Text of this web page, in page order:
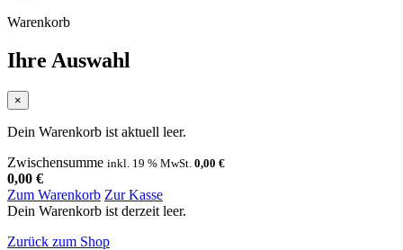
Warenkorb
Ihre Auswahl
×
Dein Warenkorb ist aktuell leer.
Zwischensumme inkl. 19 % MwSt. 0,00 €
0,00 €
Zum Warenkorb Zur Kasse
Dein Warenkorb ist derzeit leer.
Zurück zum Shop